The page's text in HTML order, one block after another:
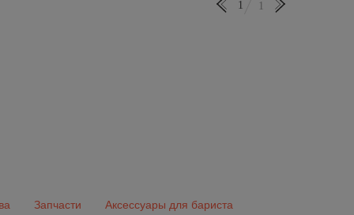
1 1
Запчасти Аксессуары для бариста